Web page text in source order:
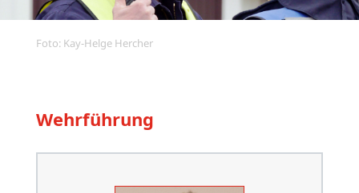
Foto: Kay-Helge Hercher
Wehrführung